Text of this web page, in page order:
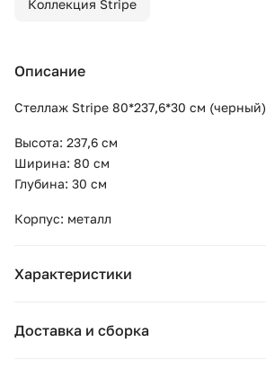
Коллекция Stripe
Описание
Стеллаж Stripe 80*237,6*30 см (черный)
Высота: 237,6 см
Ширина: 80 см
Глубина: 30 см
Корпус: металл
Характеристики
Доставка и сборка